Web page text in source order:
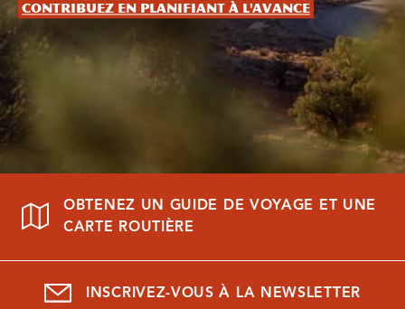
Contribuez en planifiant à l'avance
OBTENEZ UN GUIDE DE VOYAGE ET UNE
CARTE ROUTIÈRE
INSCRIVEZ-VOUS À LA NEWSLETTER